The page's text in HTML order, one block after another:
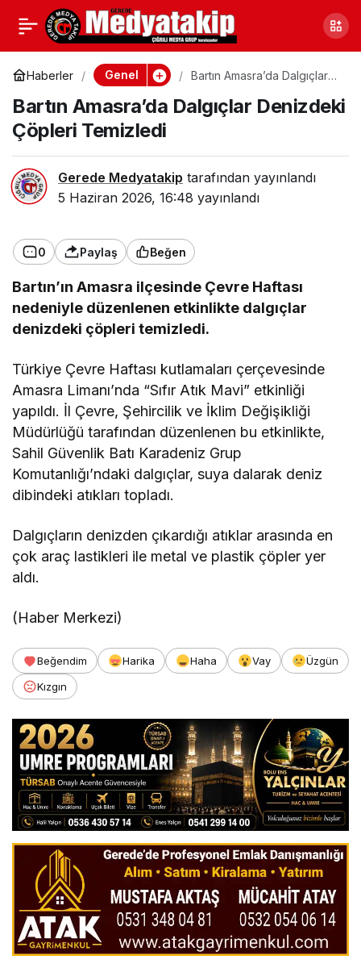
Haberler Genel
Bartın Amasra’da Dalgıçlar
Temizledi
Bartın Amasra’da Dalgıçlar Denizdeki
Çöpleri Temizledi
Gerede Medyatakip tarafından yayınlandı
5 Haziran 2026, 16:48 yayınlandı
0 Paylaş Beğen
Bartın’ın Amasra ilçesinde Çevre Haftası
nedeniyle düzenlenen etkinlikte dalgıçlar
denizdeki çöpleri temizledi.
Türkiye Çevre Haftası kutlamaları çerçevesinde
Amasra Limanı’nda “Sıfır Atık Mavi” etkinliği
yapıldı. İl Çevre, Şehircilik ve İklim Değişikliği
Müdürlüğü tarafından düzenlenen bu etkinlikte,
Sahil Güvenlik Batı Karadeniz Grup
Komutanlığı’ndaki dalgıçlar, suya dalarak deniz
dibindeki atıkları topladı.
Dalgıçların denizden çıkardığı atıklar arasında en
çok araç lastikleri ile metal ve plastik çöpler yer
aldı.
(Haber Merkezi)
Beğendim Harika Haha Vay
Üzgün
Kızgın
Sakarya Adapazarı’nda
Uyuşturucu Operasyonu
Paylaş